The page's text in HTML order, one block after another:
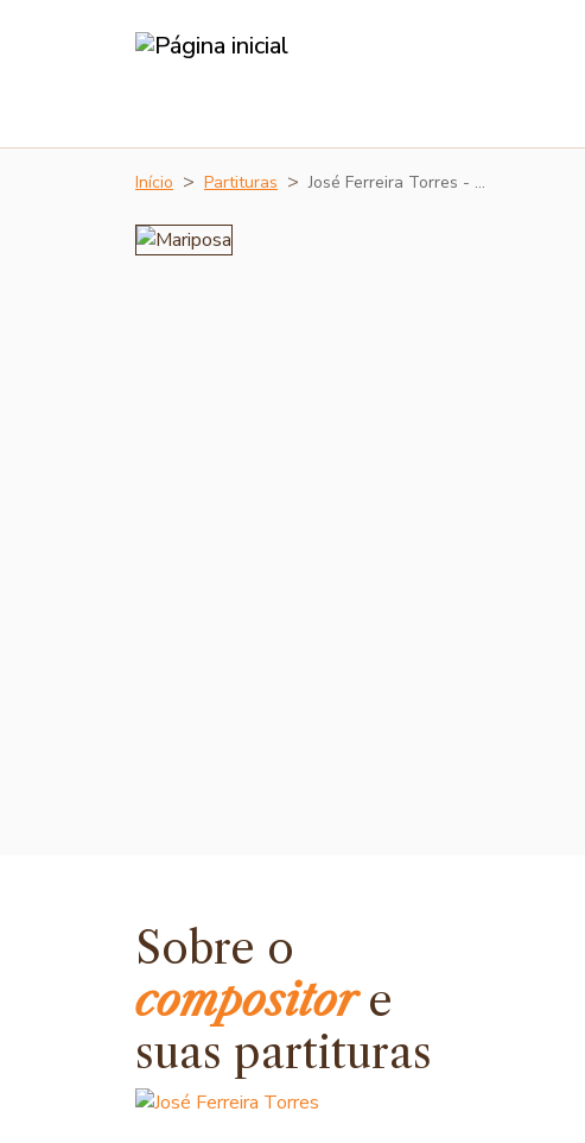
Início Partituras José Ferreira Torres - …
Sobre o
compositore
suas partituras